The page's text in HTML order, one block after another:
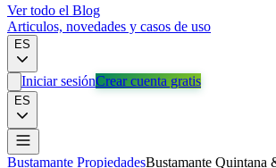
Ver todo el Blog
Articulos, novedades y casos de uso
ES
Iniciar sesiónCrear cuenta gratis
ES
Bustamante PropiedadesBustamante Quintana